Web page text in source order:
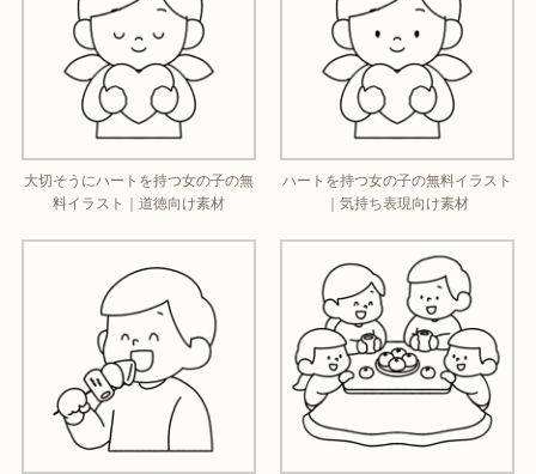
大切そうにハートを持つ女の子の無
料イラスト｜道徳向け素材
ハートを持つ女の子の無料イラスト
｜気持ち表現向け素材